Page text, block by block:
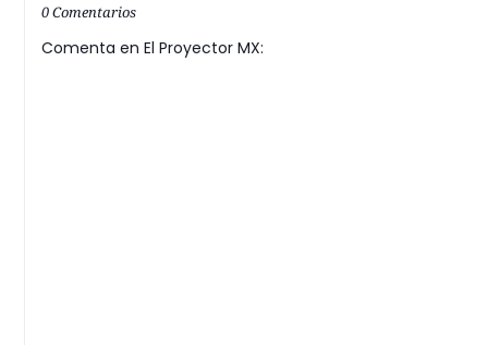
0 Comentarios
Comenta en El Proyector MX: